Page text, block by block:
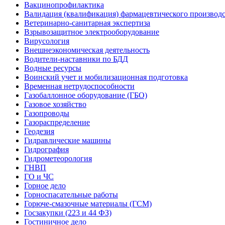
Вакцинопрофилактика
Валидация (квалификация) фармацевтического
Ветеринарно-санитарная экспертиза
Взрывозащитное электрооборудование
Вирусология
Внешнеэкономическая деятельность
Водители-наставники по БДД
Водные ресурсы
Воинский учет и мобилизационная подготовка
Временная нетрудоспособности
Газобаллонное оборудование (ГБО)
Газовое хозяйство
Газопроводы
Газораспределение
Геодезия
Гидравлические машины
Гидрография
Гидрометеорология
ГНВП
ГО и ЧС
Горное дело
Горноспасательные работы
Горюче-смазочные материалы (ГСМ)
Госзакупки (223 и 44 ФЗ)
Гостиничное дело